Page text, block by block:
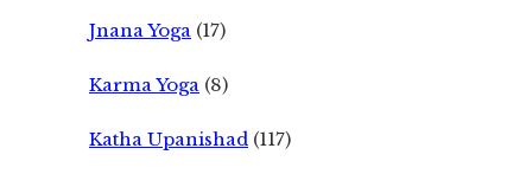
Jnana Yoga (17)
Karma Yoga (8)
Katha Upanishad (117)